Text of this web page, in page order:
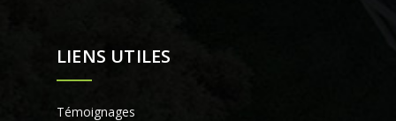
LIENS UTILES
Témoignages